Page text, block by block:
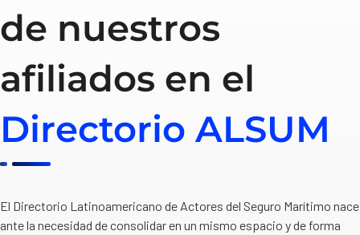
de nuestros
afiliados en el
Directorio ALSUM
El Directorio Latinoamericano de Actores del Seguro Marítimo nace
ante la necesidad de consolidar en un mismo espacio y de forma